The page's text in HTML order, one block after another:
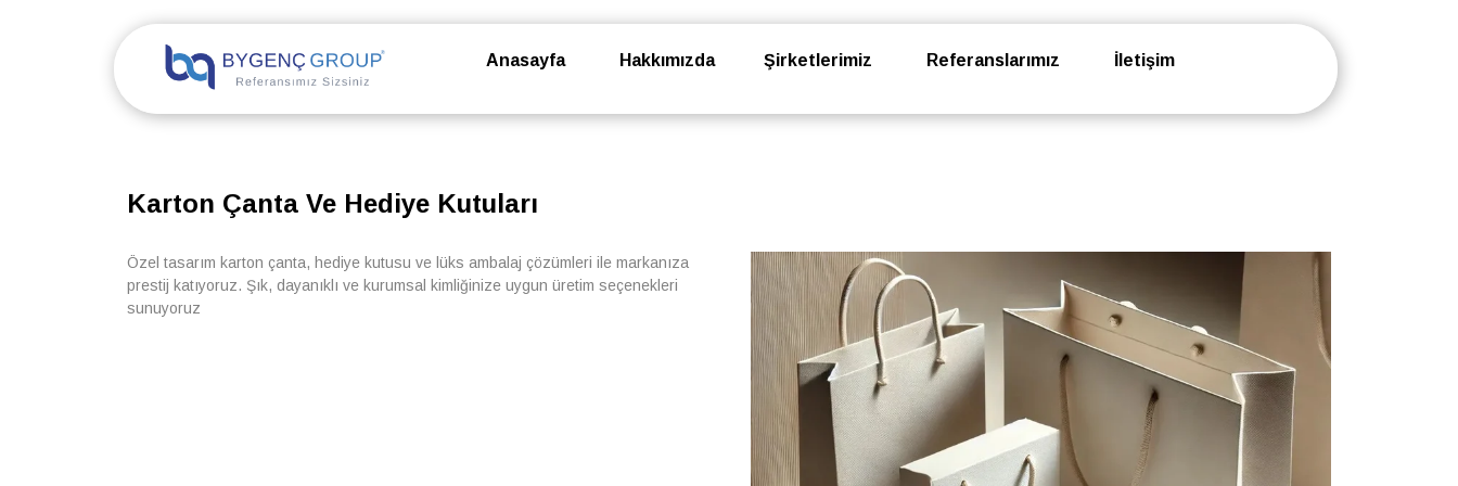
Karton Çanta Ve Hediye Kutuları
Özel tasarım karton çanta, hediye kutusu ve lüks ambalaj çözümleri ile markanıza
prestij katıyoruz. Şık, dayanıklı ve kurumsal kimliğinize uygun üretim seçenekleri
sunuyoruz
Anasayfa Hakkımızda Şirketlerimiz Referanslarımız İletişim